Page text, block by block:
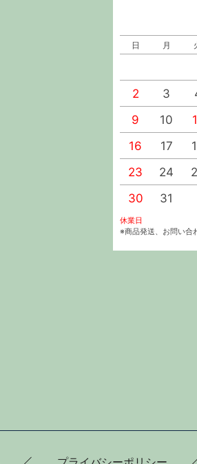
日 月
2
3
9
10
16
17
23
24
30
31
休業日
※商品発送、お問い合